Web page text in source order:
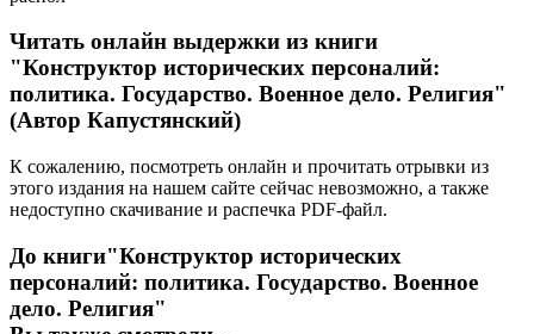
Читать онлайн выдержки из книги
"Конструктор исторических персоналий:
политика. Государство. Военное дело. Религия"
(Автор Капустянский)
К сожалению, посмотреть онлайн и прочитать отрывки из
этого издания на нашем сайте сейчас невозможно, а также
недоступно скачивание и распечка PDF-файл.
До книги"Конструктор исторических
персоналий: политика. Государство. Военное
дело. Религия"